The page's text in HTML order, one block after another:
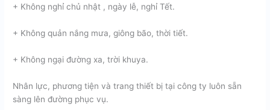
+ Không nghỉ chủ nhật , ngày lễ, nghỉ Tết.
+ Không quản nắng mưa, giông bão, thời tiết.
+ Không ngại đường xa, trời khuya.
Nhân lực, phương tiện và trang thiết bị tại công ty luôn sẵn
sàng lên đường phục vụ.